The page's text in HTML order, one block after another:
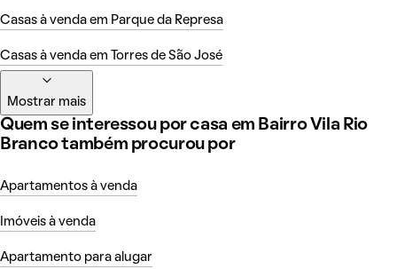
Casas à venda em Parque da Represa
Casas à venda em Torres de São José
Mostrar mais
Quem se interessou por casa em Bairro Vila Rio
Branco também procurou por
Apartamentos à venda
Imóveis à venda
Apartamento para alugar